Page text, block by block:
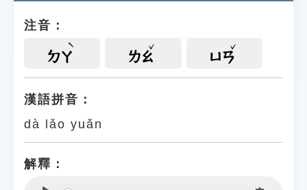
遊戲專區
貓頭鷹博士
注音：
ㄉㄚ ㄌㄠ ㄩㄢ
漢語拼音：
dà lǎo yuǎn
解釋：